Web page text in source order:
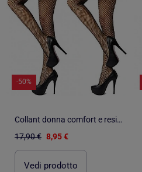
-50%
Collant donna comfort e resistenza DIAMANTINO - Confezione da 2
17,90 € 8,95 €
Vedi prodotto